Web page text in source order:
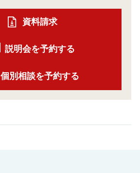
資料請求
説明会を予約する
個別相談を予約する